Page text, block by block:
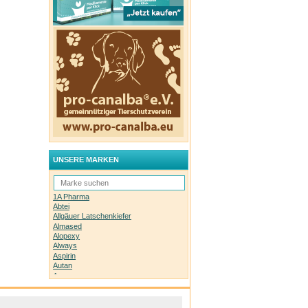
UNSERE MARKEN
1A Pharma
Abtei
Allgäuer Latschenkiefer
Almased
Alopexy
Always
Aspirin
Autan
Avene
Bachblüten-Orginal